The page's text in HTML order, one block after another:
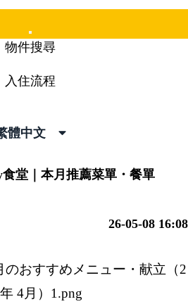
Mobile
Menu
物件搜尋
入住流程
體中文
堂｜本月推薦菜單・餐單
26-05-08 16:08